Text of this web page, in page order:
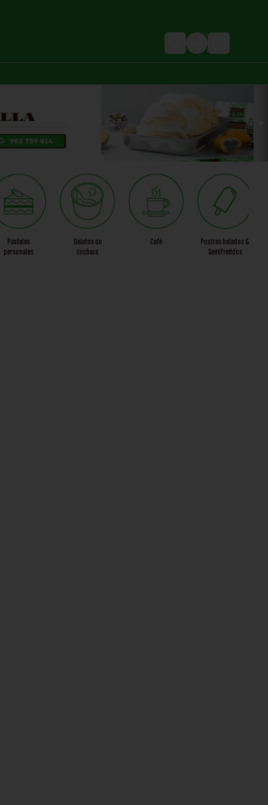
Login
Pasteles
personales
Gelatos de
cuchara
Café
Postres helados &
Semifreddos